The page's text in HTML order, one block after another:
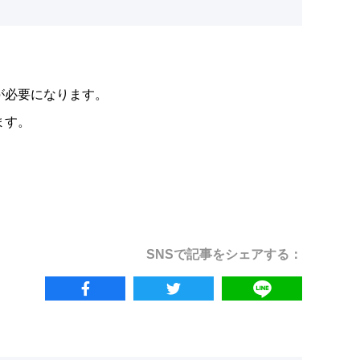
要になります。
。
SNSで記事をシェアする：